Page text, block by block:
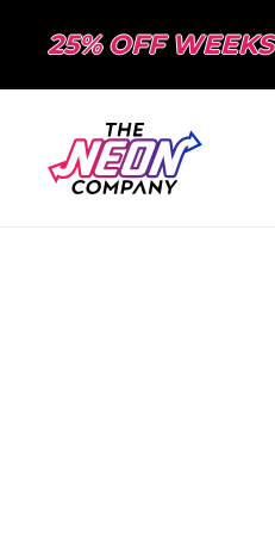
25% OFF WEEKS